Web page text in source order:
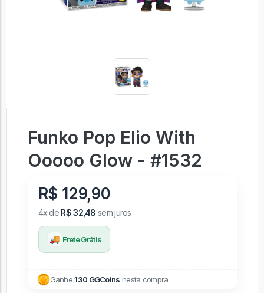
Funko Pop Elio With
Ooooo Glow - #1532
R$ 129,90
4x de R$ 32,48 sem juros
🚚 Frete Grátis
Ganhe130 GGCoins nesta compra